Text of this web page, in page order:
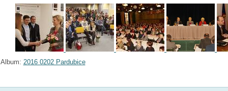
Album: 2016 0202 Pardubice